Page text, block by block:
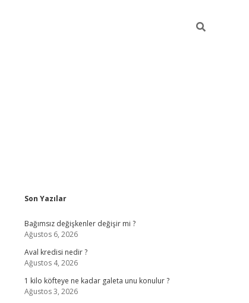
Sidebar
Son Yazılar
Bağımsız değişkenler değişir mi ?
Ağustos 6, 2026
Aval kredisi nedir ?
Ağustos 4, 2026
1 kilo köfteye ne kadar galeta unu konulur ?
Ağustos 3, 2026